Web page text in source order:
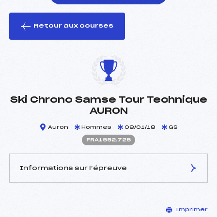
le ski
Retour aux courses
Ski Chrono Samse Tour Technique
AURON
Auron Hommes 08/01/18 GS
FRA1552.725
Informations sur l’épreuve
PASTOR JACQUES (MON)
Imprimer